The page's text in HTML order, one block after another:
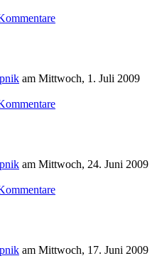
am Mittwoch, 1. Juli 2009
am Mittwoch, 24. Juni 2009
am Mittwoch, 17. Juni 2009